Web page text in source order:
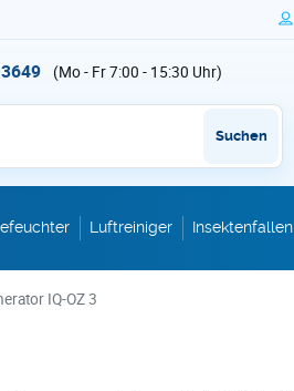
(Mo - Fr 7:00 - 15:30 Uhr)
Suchen
Luftreiniger Insektenfallen
IQ-OZ 3